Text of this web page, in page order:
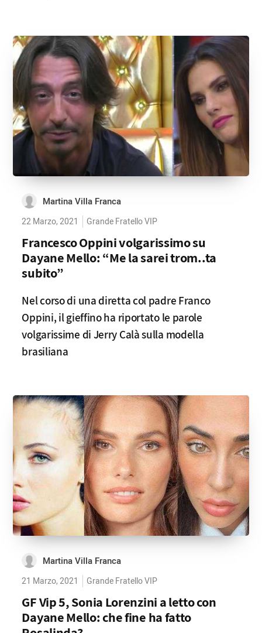
Martina Villa Franca
22 Marzo, 2021 Grande Fratello VIP
Francesco Oppini volgarissimo su
Dayane Mello: “Me la sarei trom..ta
subito”
Nel corso di una diretta col padre Franco
Oppini, il gieffino ha riportato le parole
volgarissime di Jerry Calà sulla modella
brasiliana
Martina Villa Franca
21 Marzo, 2021 Grande Fratello VIP
GF Vip 5, Sonia Lorenzini a letto con
Dayane Mello: che fine ha fatto